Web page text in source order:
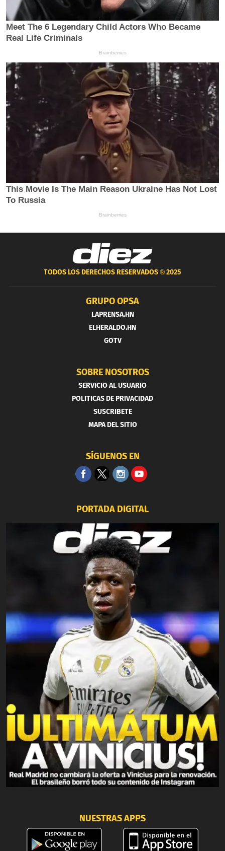
TODOS LOS DERECHOS RESERVADOS ®2025
GRUPO OPSA
LAPRENSA.HN
ELHERALDO.HN
GOTV
SOBRE NOSOTROS
SERVICIO AL USUARIO
POLITICAS DE PRIVACIDAD
SUSCRIBETE
MAPA DEL SITIO
SÍGUENOS EN
PORTADA DIGITAL
NUESTRAS APPS